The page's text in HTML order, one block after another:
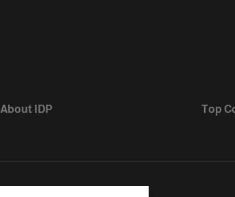
Top
About IDP